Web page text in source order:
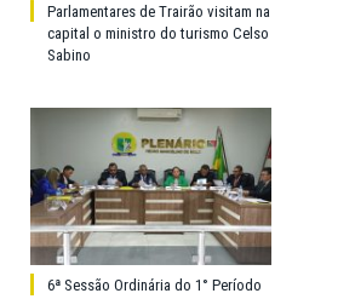
Parlamentares de Trairão visitam na
capital o ministro do turismo Celso
Sabino
6ª Sessão Ordinária do 1° Período